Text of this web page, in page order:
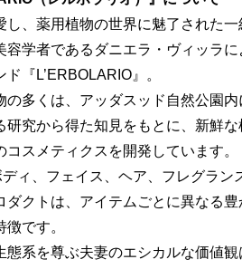
し、薬用植物の世界に魅了された
容学者であるダニエラ・ヴィッラ
『L’ERBOLARIO』。
の多くは、アッダスッド自然公園
研究から得た知見をもとに、新鮮
コスメティクスを開発しています。
ィ、フェイス、ヘア、フレグラ
ダクトは、アイテムごとに異なる
です。
態系を尊ぶ夫妻のエシカルな価値